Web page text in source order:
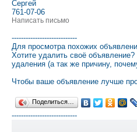
Сергей
761-07-06
Написать письмо
----------------------------
Для просмотра похожих
Хотите удалить своё объявление?
удаления (а так же причину,
Чтобы ваше объявление лучше
Поделиться…
----------------------------